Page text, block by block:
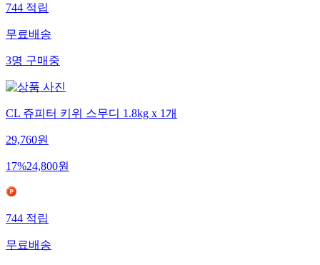
744적립
무료배송
3명구매중
CL 쥬피터 키위 스무디 1.8kg x 1개
29,760원
17%24,800원
744적립
무료배송